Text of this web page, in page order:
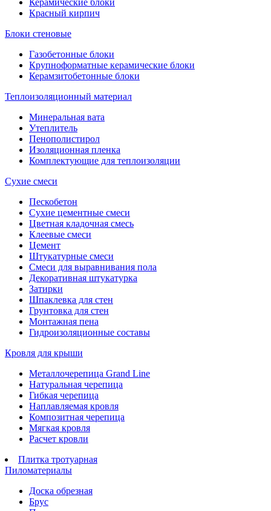
Керамические блоки
Красный кирпич
Блоки стеновые
Газобетонные блоки
Крупноформатные керамические блоки
Керамзитобетонные блоки
Теплоизоляционный материал
Минеральная вата
Утеплитель
Пенополистирол
Изоляционная пленка
Комплектующие для теплоизоляции
Сухие смеси
Пескобетон
Сухие цементные смеси
Цветная кладочная смесь
Клеевые смеси
Цемент
Штукатурные смеси
Смеси для выравнивания пола
Декоративная штукатурка
Затирки
Шпаклевка для стен
Грунтовка для стен
Монтажная пена
Гидроизоляционные составы
Кровля для крыши
Металлочерепица Grand Line
Натуральная черепица
Гибкая черепица
Наплавляемая кровля
Композитная черепица
Мягкая кровля
Расчет кровли
Плитка тротуарная
Пиломатериалы
Доска обрезная
Брус